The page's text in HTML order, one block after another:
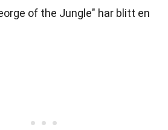
of the Jungle" har blitt en